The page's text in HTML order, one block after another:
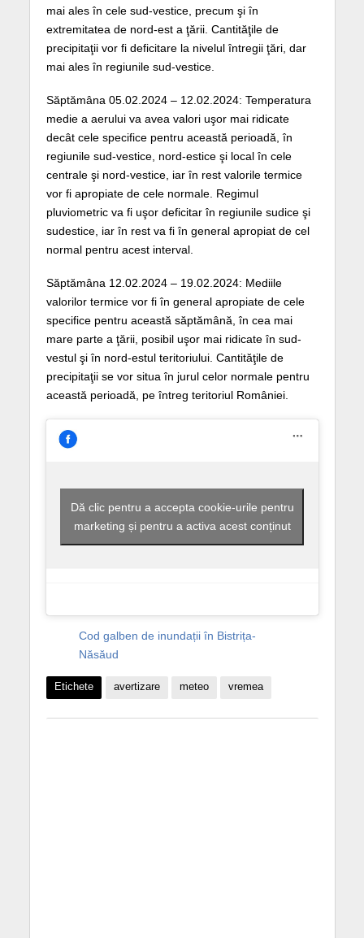
mai ales în cele sud-vestice, precum şi în
extremitatea de nord-est a ţării. Cantităţile de
precipitaţii vor fi deficitare la nivelul întregii ţări, dar
mai ales în regiunile sud-vestice.
Săptămâna 05.02.2024 – 12.02.2024: Temperatura
medie a aerului va avea valori uşor mai ridicate
decât cele specifice pentru această perioadă, în
regiunile sud-vestice, nord-estice şi local în cele
centrale şi nord-vestice, iar în rest valorile termice
vor fi apropiate de cele normale. Regimul
pluviometric va fi uşor deficitar în regiunile sudice şi
sudestice, iar în rest va fi în general apropiat de cel
normal pentru acest interval.
Săptămâna 12.02.2024 – 19.02.2024: Mediile
valorilor termice vor fi în general apropiate de cele
specifice pentru această săptămână, în cea mai
mare parte a ţării, posibil uşor mai ridicate în sud-
vestul şi în nord-estul teritoriului. Cantităţile de
precipitaţii se vor situa în jurul celor normale pentru
această perioadă, pe întreg teritoriul României.
Dă clic pentru a accepta cookie-urile pentru
marketing și pentru a activa acest conținut
Cod galben de inundații în Bistrița-
Năsăud
Etichete avertizare meteo vremea